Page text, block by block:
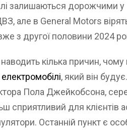
залишаються дорожчими у
але в General Motors
з другої половини 2024
кілька причин, чому
, який він
Пола Джейкобсона,
сприятливий для клієнтів
Останній пункт є